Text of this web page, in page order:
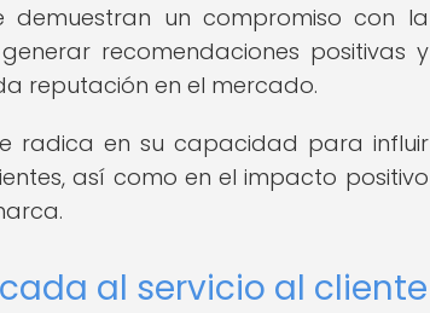
demuestran un compromiso con la
recomendaciones positivas y
reputación en el mercado.
radica en su capacidad para influir
así como en el impacto positivo
al servicio al cliente